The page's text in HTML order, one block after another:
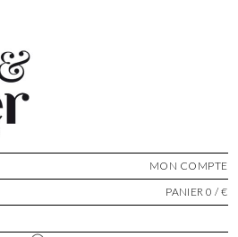
MON COMPTE
PANIER 0 / €